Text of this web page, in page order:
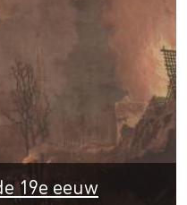
19e eeuw